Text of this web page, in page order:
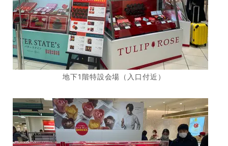
地下1階特設会場（入口付近）